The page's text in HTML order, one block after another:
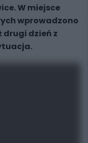
W miejsce
wprowadzono
drugi dzień z